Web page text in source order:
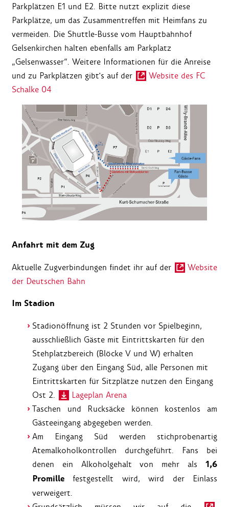
Parkplätzen E1 und E2. Bitte nutzt explizit diese
Parkplätze, um das Zusammentreffen mit Heimfans zu
vermeiden. Die Shuttle-Busse vom Hauptbahnhof
Gelsenkirchen halten ebenfalls am Parkplatz
„Gelsenwasser“. Weitere Informationen für die Anreise
und zu Parkplätzen gibt's auf der
Website des FC
Schalke 04
Anfahrt mit dem Zug
Aktuelle Zugverbindungen findet ihr auf der
Website
der Deutschen Bahn
Im Stadion
Stadionöffnung ist 2 Stunden vor Spielbeginn,
ausschließlich Gäste mit Eintrittskarten für den
Stehplatzbereich (Blöcke V und W) erhalten
Zugang über den Eingang Süd, alle Personen mit
Eintrittskarten für Sitzplätze nutzen den Eingang
Ost 2.
Lageplan Arena
Taschen und Rucksäcke können kostenlos am
Gästeeingang abgegeben werden.
Am Eingang Süd werden stichprobenartig
Atemalkoholkontrollen durchgeführt. Fans bei
denen ein Alkoholgehalt von mehr als 1,6
Promille festgestellt wird, wird der Einlass
verweigert.